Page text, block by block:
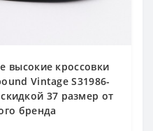
высокие кроссовки
Vintage S31986-
37 размер от
бренда